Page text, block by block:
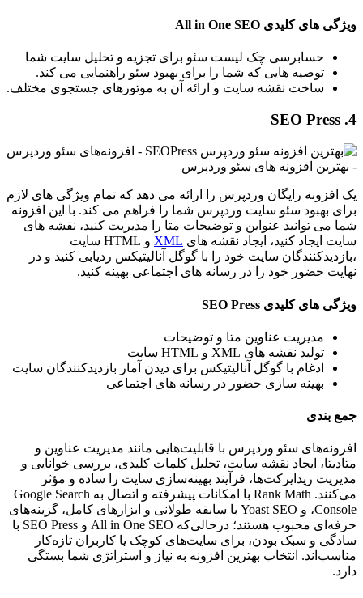
ویژگی های کلیدی All in One SEO
حسابرسی چک لیست سئو برای تجزیه و تحلیل سایت شما
توصیه هایی که شما را برای بهبود سئو راهنمایی می کند.
ساخت نقشه سایت و ارائه آن به موتورهای جستجوی مختلف.
4. SEO Press
یک افزونه رایگان وردپرس را ارائه می دهد که تمام ویژگی های لازم
برای بهبود سئو سایت وردپرس شما را فراهم می کند. با این افزونه
شما می توانید عنواین و توضیحات متا را مدیریت کنید، نقشه های
سایت ایجاد کنید، ایجاد نقشه های XML
و HTML سایت
،بازدیدکنندگان سایت خود را با گوگل آنالیتیکس ردیابی کنید و در
نهایت حضور خود را در رسانه های اجتماعی بهینه کنید.
ویژگی های کلیدی SEO Press
مدیریت عناوین متا و توضیحات
تولید نقشه های XML و HTML سایت
ادغام با گوگل آنالیتیکس برای دیدن آمار بازدیدکنندگان سایت
بهینه سازی حضور در رسانه های اجتماعی
جمع بندی
افزونه‌های سئو وردپرس با قابلیت‌هایی مانند مدیریت عناوین و
متادیتا، ایجاد نقشه سایت، تحلیل کلمات کلیدی، بررسی خوانایی و
مدیریت ریدایرکت‌ها، فرآیند بهینه‌سازی سایت را ساده و مؤثر
می‌کنند. Rank Math با امکانات پیشرفته و اتصال به Google Search
Console، و Yoast SEO با سابقه طولانی و ابزارهای کامل، گزینه‌های
حرفه‌ای محبوب هستند؛ درحالی‌که All in One SEO و SEO Press با
سادگی و سبک بودن، برای سایت‌های کوچک یا کاربران تازه‌کار
مناسب‌اند. انتخاب بهترین افزونه به نیاز و استراتژی شما بستگی
دارد.